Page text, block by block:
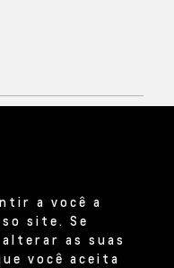
a você a
site. Se
as suas
você aceita